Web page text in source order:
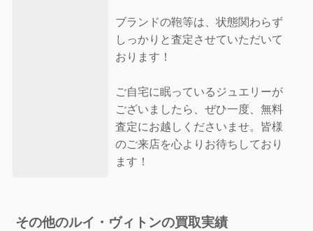
ブランドの鞄等は、状態関わらず
しっかりと査定させていただいて
おります！
ご自宅に眠っているジュエリーが
ございましたら、ぜひ一度、無料
査定にお越しくださいませ。皆様
のご来店を心よりお待ちしており
ます！
その他のルイ・ヴィトンの買取実績